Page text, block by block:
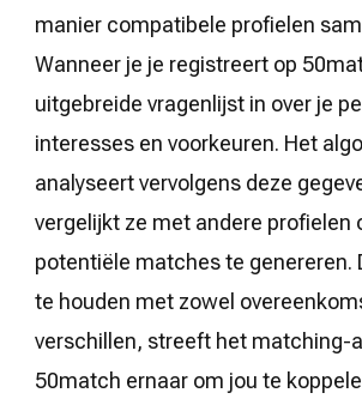
manier compatibele profielen
Wanneer je je registreert op
uitgebreide vragenlijst in over je
interesses en voorkeuren. Het
analyseert vervolgens deze
vergelijkt ze met andere profielen
potentiële matches te genereren.
te houden met zowel
verschillen, streeft het matching-
50match ernaar om jou te